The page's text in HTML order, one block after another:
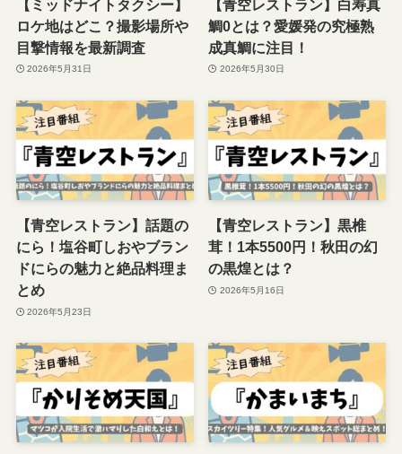
【ミッドナイトタクシー】
ロケ地はどこ？撮影場所や
目撃情報を最新調査
2026年5月31日
【青空レストラン】白寿真
鯛0とは？愛媛発の究極熟
成真鯛に注目！
2026年5月30日
【青空レストラン】話題の
にら！塩谷町しおやブラン
ドにらの魅力と絶品料理ま
とめ
2026年5月23日
【青空レストラン】黒椎
茸！1本5500円！秋田の幻
の黒煌とは？
2026年5月16日